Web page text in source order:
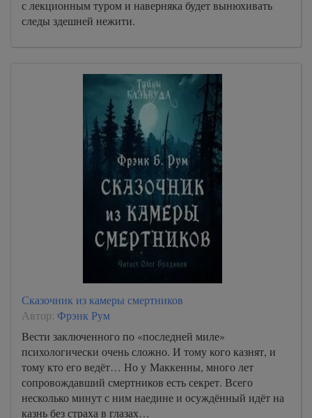
с лекционным туром и наверняка будет вынюхивать
следы здешней нежити.
Сказочник из камеры смертников
Автор: Фрэнк Рум
Вести заключенного по «последней миле»
психологически очень сложно. И тому кого казнят, и
тому кто его ведёт… Но у Маккенны, много лет
сопровождавший смертников есть секрет. Всего
несколько минут с ним наедине и осуждённый идёт на
казнь без страха в глазах…